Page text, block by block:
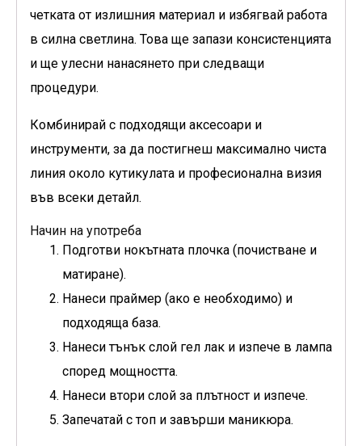
четката от излишния материал и избягвай работа
в силна светлина. Това ще запази консистенцията
и ще улесни нанасянето при следващи
процедури.
Комбинирай с подходящи аксесоари и
инструменти, за да постигнеш максимално чиста
линия около кутикулата и професионална визия
във всеки детайл.
Начин на употреба
Подготви нокътната плочка (почистване и
матиране).
Нанеси праймер (ако е необходимо) и
подходяща база.
Нанеси тънък слой гел лак и изпече в лампа
според мощността.
Нанеси втори слой за плътност и изпече.
Запечатай с топ и завърши маникюра.